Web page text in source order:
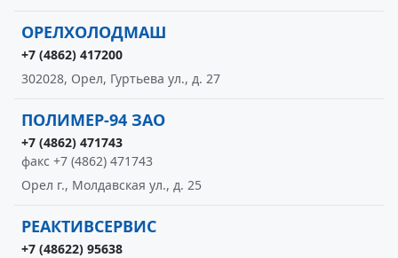
ОРЕЛХОЛОДМАШ
+7 (4862) 417200
302028, Орел, Гуртьева ул., д. 27
ПОЛИМЕР-94 ЗАО
+7 (4862) 471743
факс +7 (4862) 471743
Орел г., Молдавская ул., д. 25
РЕАКТИВСЕРВИС
+7 (48622) 95638